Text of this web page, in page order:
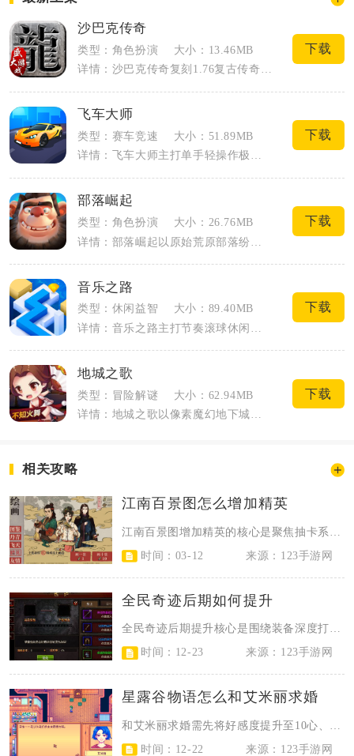
沙巴克传奇
类型：角色扮演
大小：13.46MB
详情：沙巴克传奇复刻1.76复古传奇版本，以玛法大陆为冒险舞台，保留三职业经典体系...
下载
飞车大师
类型：赛车竞速
大小：51.89MB
详情：飞车大师主打单手轻操作极速障碍竞速，采用清爽3D卡通画面打造轻量化赛车体验，...
下载
部落崛起
类型：角色扮演
大小：26.76MB
下载
音乐之路
类型：休闲益智
大小：89.40MB
下载
地城之歌
类型：冒险解谜
大小：62.94MB
下载
相关攻略
江南百景图怎么增加精英
时间：03-12
来源：123手游网
全民奇迹后期如何提升
全民奇迹后期提升核心是围绕装备深度打造、翅膀进阶、技能专精、精灵神兵养成及日...
时间：12-23
来源：123手游网
星露谷物语怎么和艾米丽求婚
时间：12-22
来源：123手游网